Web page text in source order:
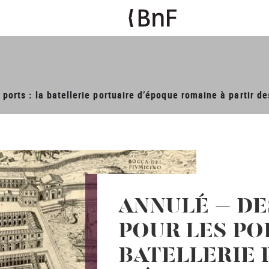
: la batellerie portuaire d’époque romaine à partir
ANNULÉ –
POUR LES
BATELLERIE